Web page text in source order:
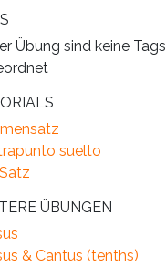
Übung sind keine Tags
suelto
ÜBUNGEN
& Cantus (tenths)